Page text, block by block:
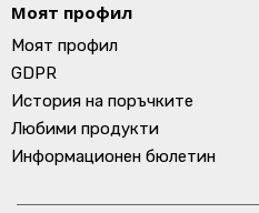
Моят профил
Моят профил
GDPR
История на поръчките
Любими продукти
Информационен бюлетин